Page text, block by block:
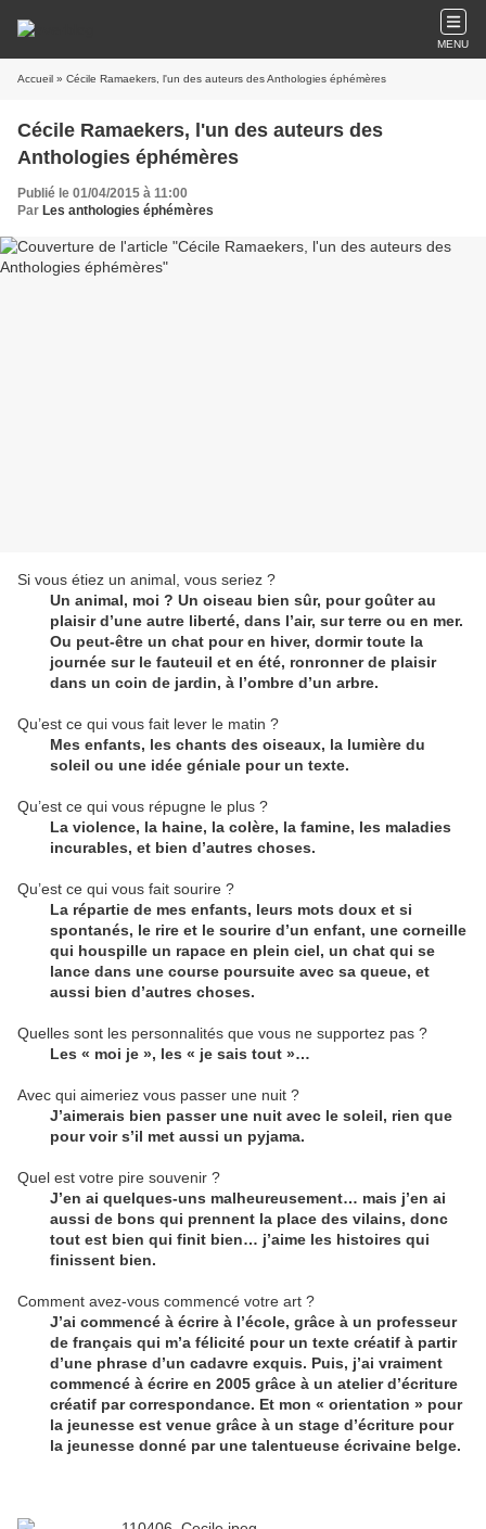
MENU
Accueil » Cécile Ramaekers, l'un des auteurs des Anthologies éphémères
Cécile Ramaekers, l'un des auteurs des
Anthologies éphémères
Publié le 01/04/2015 à 11:00
Par Les anthologies éphémères
Si vous étiez un animal, vous seriez ?
Un animal, moi ? Un oiseau bien sûr, pour goûter au
plaisir d’une autre liberté, dans l’air, sur terre ou en mer.
Ou peut-être un chat pour en hiver, dormir toute la
journée sur le fauteuil et en été, ronronner de plaisir
dans un coin de jardin, à l’ombre d’un arbre.
Qu’est ce qui vous fait lever le matin ?
Mes enfants, les chants des oiseaux, la lumière du
soleil ou une idée géniale pour un texte.
Qu’est ce qui vous répugne le plus ?
La violence, la haine, la colère, la famine, les maladies
incurables, et bien d’autres choses.
Qu’est ce qui vous fait sourire ?
La répartie de mes enfants, leurs mots doux et si
spontanés, le rire et le sourire d’un enfant, une corneille
qui houspille un rapace en plein ciel, un chat qui se
lance dans une course poursuite avec sa queue, et
aussi bien d’autres choses.
Quelles sont les personnalités que vous ne supportez pas ?
Les « moi je », les « je sais tout »…
Avec qui aimeriez vous passer une nuit ?
J’aimerais bien passer une nuit avec le soleil, rien que
pour voir s’il met aussi un pyjama.
Quel est votre pire souvenir ?
J’en ai quelques-uns malheureusement… mais j’en ai
aussi de bons qui prennent la place des vilains, donc
tout est bien qui finit bien… j’aime les histoires qui
finissent bien.
Comment avez-vous commencé votre art ?
J’ai commencé à écrire à l’école, grâce à un professeur
de français qui m’a félicité pour un texte créatif à partir
d’une phrase d’un cadavre exquis. Puis, j’ai vraiment
commencé à écrire en 2005 grâce à un atelier d’écriture
créatif par correspondance. Et mon « orientation » pour
la jeunesse est venue grâce à un stage d’écriture pour
la jeunesse donné par une talentueuse écrivaine belge.